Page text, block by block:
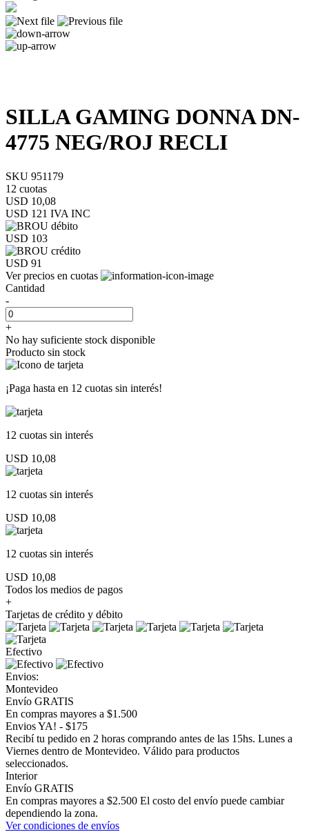
SILLA GAMING DONNA DN-
4775 NEG/ROJ RECLI
SKU 951179
12 cuotas
USD 10,08
USD 121 IVA INC
USD 103
USD 91
Ver precios en cuotas
Cantidad
-
+
No hay suficiente stock disponible
Producto sin stock
¡Paga hasta en 12 cuotas sin interés!
12 cuotas sin interés
USD 10,08
12 cuotas sin interés
USD 10,08
12 cuotas sin interés
USD 10,08
Todos los medios de pagos
+
Tarjetas de crédito y débito
Efectivo
Envios:
Montevideo
Envío GRATIS
En compras mayores a $1.500
Envios YA! - $175
Recibí tu pedido en 2 horas comprando antes de las 15hs. Lunes a
Viernes dentro de Montevideo. Válido para productos
seleccionados.
Interior
Envío GRATIS
En compras mayores a $2.500 El costo del envío puede cambiar
dependiendo la zona.
Ver condiciones de envíos